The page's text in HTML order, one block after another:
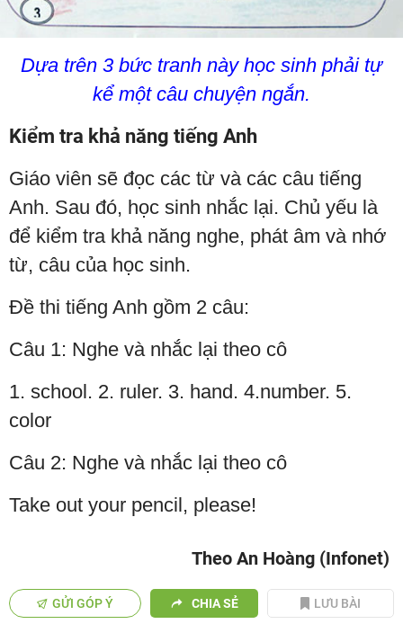
Dựa trên 3 bức tranh này học sinh phải tự
kể một câu chuyện ngắn.
Kiểm tra khả năng tiếng Anh
Giáo viên sẽ đọc các từ và các câu tiếng
Anh. Sau đó, học sinh nhắc lại. Chủ yếu là
để kiểm tra khả năng nghe, phát âm và nhớ
từ, câu của học sinh.
Đề thi tiếng Anh gồm 2 câu:
Câu 1: Nghe và nhắc lại theo cô
1. school. 2. ruler. 3. hand. 4.number. 5.
color
Câu 2: Nghe và nhắc lại theo cô
Take out your pencil, please!
Theo An Hoàng (Infonet)
GỬI GÓP Ý CHIA SẺ LƯU BÀI